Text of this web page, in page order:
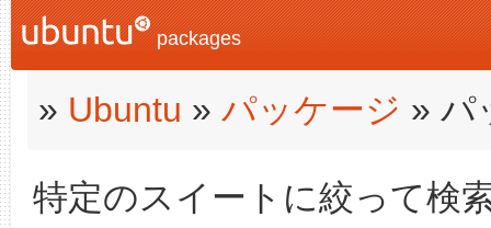
packages
» Ubuntu » パッケージ » パ
特定のスイートに絞って検